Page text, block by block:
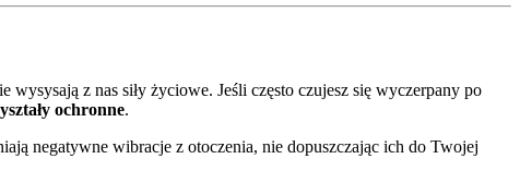
z nas siły życiowe. Jeśli często czujesz się wyczerpany po
ochronne.
negatywne wibracje z otoczenia, nie dopuszczając ich do Twojej